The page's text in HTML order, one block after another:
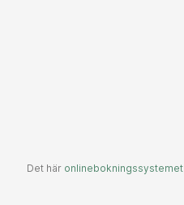
Det här onlinebokningssystemet